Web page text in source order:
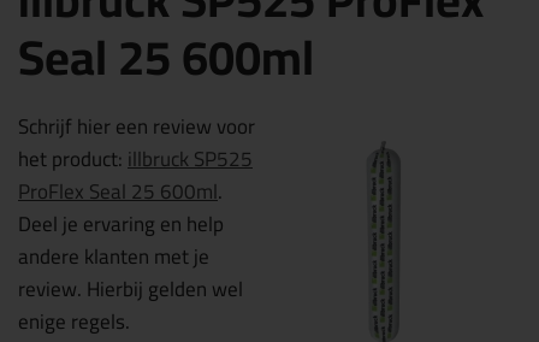
Seal 25 600ml
Schrijf hier een review voor
het product:illbruck SP525
ProFlex Seal 25 600ml.
Deel je ervaring en help
andere klanten met je
review. Hierbij gelden wel
enige regels.